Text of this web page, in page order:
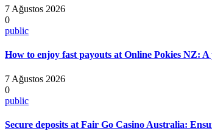
7 Ağustos 2026
0
public
How to enjoy fast payouts at Online Pokies NZ: A
7 Ağustos 2026
0
public
Secure deposits at Fair Go Casino Australia: